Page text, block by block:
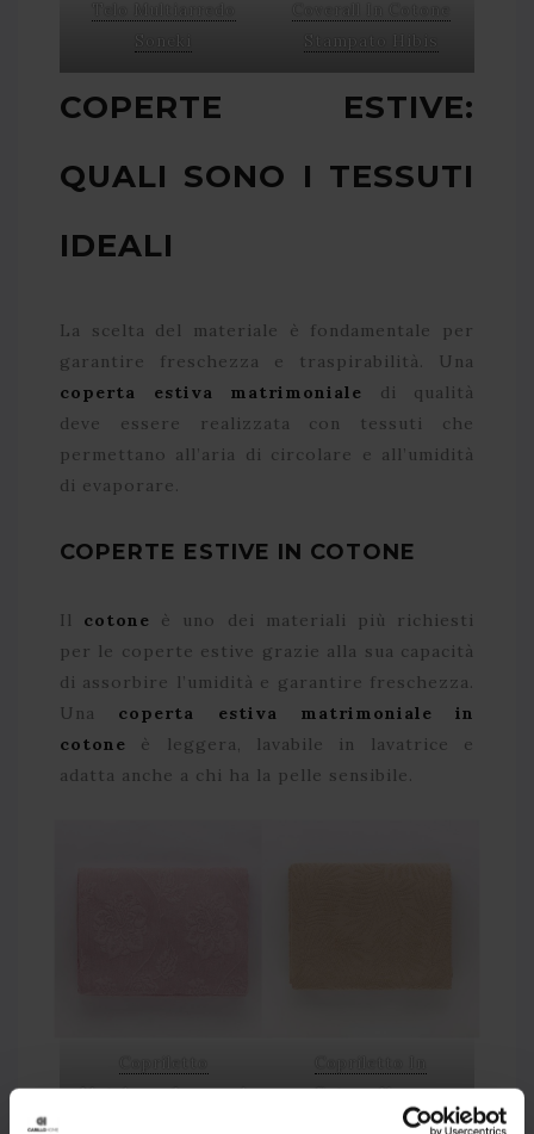
Telo Multiarredo
Soneki
Stampato Hibis
COPERTE ESTIVE:
QUALI SONO I TESSUTI
IDEALI
La scelta del materiale è fondamentale per
garantire freschezza e traspirabilità. Una
coperta estiva matrimoniale di qualità
deve essere realizzata con tessuti che
permettano all’aria di circolare e all’umidità
di evaporare.
COPERTE ESTIVE IN COTONE
Il cotone è uno dei materiali più richiesti
per le coperte estive grazie alla sua capacità
di assorbire l’umidità e garantire freschezza.
Una coperta estiva matrimoniale in
cotone è leggera, lavabile in lavatrice e
adatta anche a chi ha la pelle sensibile.
Matelasse Jacquard
Cotone Yucca